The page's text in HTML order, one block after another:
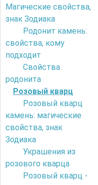
Магические свойства,
знак Зодиака
Родонит камень:
свойства, кому
подходит
Свойства
родонита
Розовый кварц
Розовый кварц
камень: магические
свойства, знак
Зодиака
Украшения из
розового кварца
Розовый кварц -